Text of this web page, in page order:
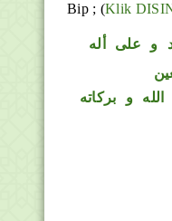
Bip ; (Klik
و على أله
و بركاته